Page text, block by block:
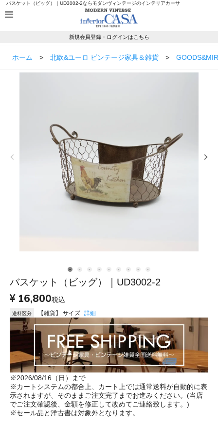
バスケット（ビッグ）｜UD3002-2ならモダンヴィンテージのインテリアカーサ
新規会員登録・ログインはこちら
ホーム > 北欧&ユーロ ビンテージ家具＆雑貨 >
バスケット（ビッグ）｜UD3002-2
16,800税込
送料区分 【雑貨】 サイズ 詳細
※2026/08/16（日）まで
※カートシステムの都合上、カート上では通常送料が自動的に表
示されますが、そのままご注文完了までお進みください。(当店
でご注文確認後、金額を修正して改めてご連絡致します。)
※セール品と洋古書は対象外となります。